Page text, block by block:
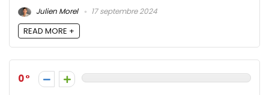
Julien Morel
17 septembre 2024
READ MORE +
0